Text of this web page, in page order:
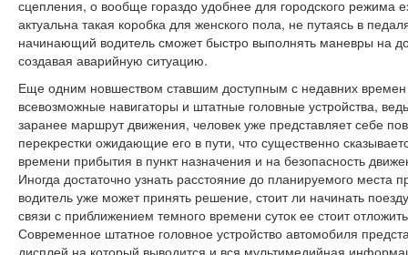
сцепления, о вообще гораздо удобнее для городского режима
актуальна такая коробка для женского пола, не путаясь в
начинающий водитель сможет быстро выполнять маневры на
создавая аварийную ситуацию.
Еще одним новшеством ставшим доступным с недавних времен
всевозможные навигаторы и штатные головные устройства,
заранее маршрут движения, человек уже представляет себе
перекрестки ожидающие его в пути, что существенно
времени прибытия в пункт назначения и на безопасность
Иногда достаточно узнать расстояние до планируемого места
водитель уже может принять решение, стоит ли начинать
связи с приближением темного времени суток ее стоит
Современное штатное головное устройство автомобиля
дисплей на который выводится и вся мультимедийная